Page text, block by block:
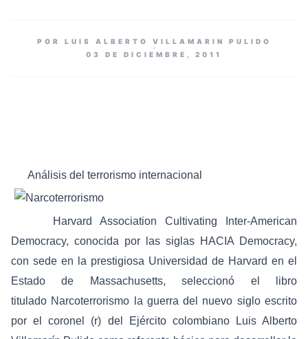
POR LUIS ALBERTO VILLAMARIN PULIDO
03 DE DICIEMBRE, 2011
Análisis del terrorismo internacional
Harvard Association Cultivating Inter-American
Democracy, conocida por las siglas HACIA Democracy,
con sede en la prestigiosa Universidad de Harvard en el
Estado de Massachusetts, seleccionó el libro
titulado Narcoterrorismo la guerra del nuevo sigloescrito
por el coronel (r) del Ejército colombiano Luis Alberto